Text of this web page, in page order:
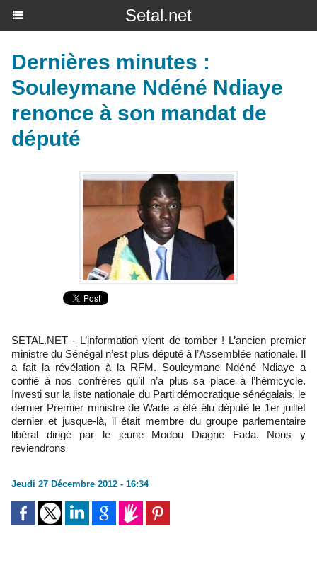
Setal.net
Dernières minutes :
Souleymane Ndéné Ndiaye
renonce à son mandat de
député
SETAL.NET - L’information vient de tomber ! L’ancien premier
ministre du Sénégal n’est plus député à l’Assemblée nationale. Il
a fait la révélation à la RFM. Souleymane Ndéné Ndiaye a
confié à nos confrères qu’il n’a plus sa place à l’hémicycle.
Investi sur la liste nationale du Parti démocratique sénégalais, le
dernier Premier ministre de Wade a été élu député le 1er juillet
dernier et jusque-là, il était membre du groupe parlementaire
libéral dirigé par le jeune Modou Diagne Fada. Nous y
reviendrons
Jeudi 27 Décembre 2012 - 16:34